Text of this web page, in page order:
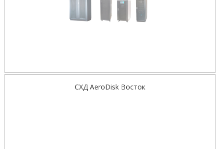
СХД AeroDisk Восток